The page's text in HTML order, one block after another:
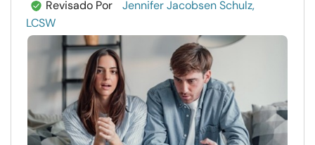
Revisado Por
Jennifer Jacobsen Schulz,
LCSW